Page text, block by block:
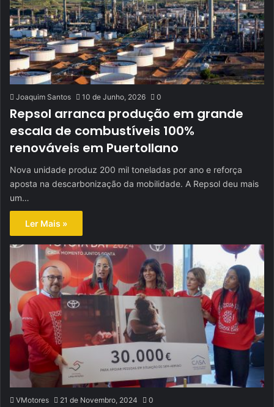
Joaquim Santos 10 de Junho, 2026 0
Repsol arranca produção em grande
escala de combustíveis 100%
renováveis em Puertollano
Nova unidade produz 200 mil toneladas por ano e reforça
aposta na descarbonização da mobilidade. A Repsol deu mais
um…
Ler Mais »
VMotores 21 de Novembro, 2024 0